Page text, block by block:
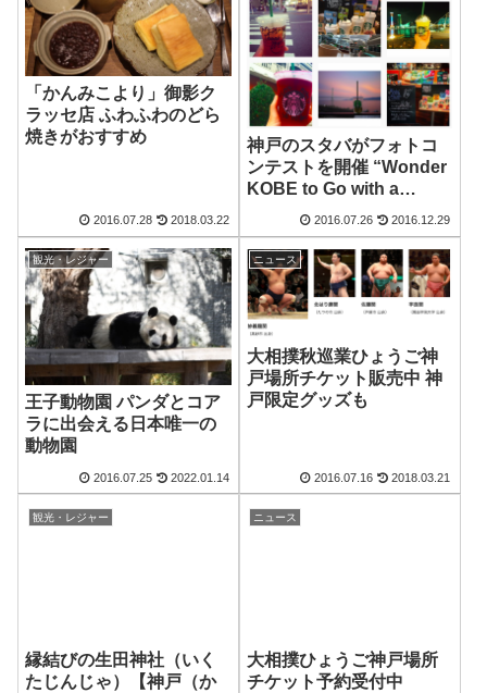
「かんみこより」御影ク
ラッセ店 ふわふわのどら
焼きがおすすめ
2016.07.28 2018.03.22
神戸のスタバがフォトコ
ンテストを開催 “Wonder
KOBE to Go with a
COFFEE”
2016.07.26 2016.12.29
観光・レジャー
王子動物園 パンダとコア
ラに出会える日本唯一の
動物園
2016.07.25 2022.01.14
ニュース
大相撲秋巡業ひょうご神
戸場所チケット販売中 神
戸限定グッズも
2016.07.16 2018.03.21
観光・レジャー
縁結びの生田神社（いく
たじんじゃ）【神戸（か
ニュース
大相撲ひょうご神戸場所
チケット予約受付中